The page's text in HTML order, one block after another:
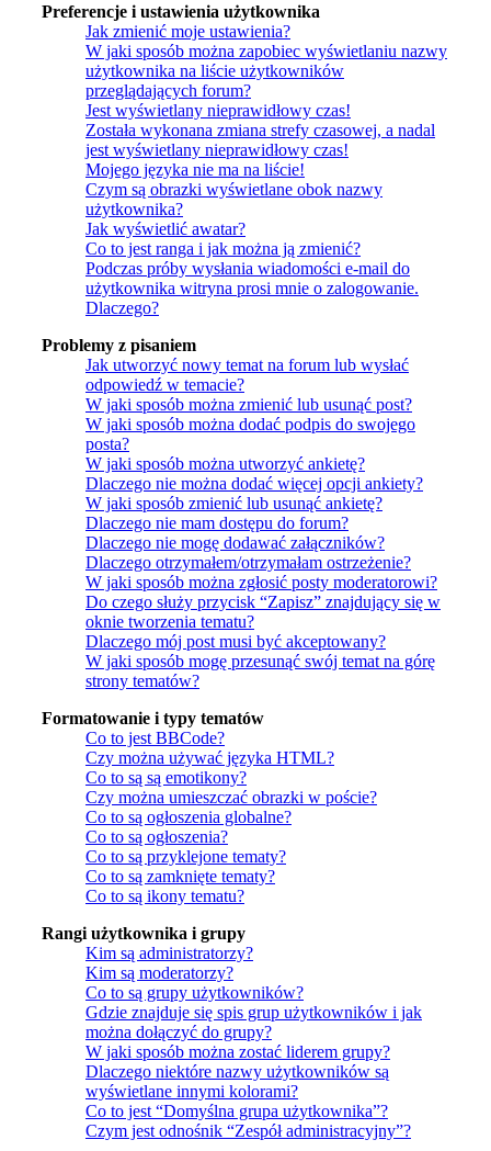
Preferencje i ustawienia użytkownika
Jak zmienić moje ustawienia?
W jaki sposób można zapobiec wyświetlaniu nazwy
użytkownika na liście użytkowników
przeglądających forum?
Jest wyświetlany nieprawidłowy czas!
Została wykonana zmiana strefy czasowej, a nadal
jest wyświetlany nieprawidłowy czas!
Mojego języka nie ma na liście!
Czym są obrazki wyświetlane obok nazwy
użytkownika?
Jak wyświetlić awatar?
Co to jest ranga i jak można ją zmienić?
Podczas próby wysłania wiadomości e-mail do
użytkownika witryna prosi mnie o zalogowanie.
Dlaczego?
Problemy z pisaniem
Jak utworzyć nowy temat na forum lub wysłać
odpowiedź w temacie?
W jaki sposób można zmienić lub usunąć post?
W jaki sposób można dodać podpis do swojego
posta?
W jaki sposób można utworzyć ankietę?
Dlaczego nie można dodać więcej opcji ankiety?
W jaki sposób zmienić lub usunąć ankietę?
Dlaczego nie mam dostępu do forum?
Dlaczego nie mogę dodawać załączników?
Dlaczego otrzymałem/otrzymałam ostrzeżenie?
W jaki sposób można zgłosić posty moderatorowi?
Do czego służy przycisk “Zapisz” znajdujący się w
oknie tworzenia tematu?
Dlaczego mój post musi być akceptowany?
W jaki sposób mogę przesunąć swój temat na górę
strony tematów?
Formatowanie i typy tematów
Co to jest BBCode?
Czy można używać języka HTML?
Co to są są emotikony?
Czy można umieszczać obrazki w poście?
Co to są ogłoszenia globalne?
Co to są ogłoszenia?
Co to są przyklejone tematy?
Co to są zamknięte tematy?
Co to są ikony tematu?
Rangi użytkownika i grupy
Kim są administratorzy?
Kim są moderatorzy?
Co to są grupy użytkowników?
Gdzie znajduje się spis grup użytkowników i jak
można dołączyć do grupy?
W jaki sposób można zostać liderem grupy?
Dlaczego niektóre nazwy użytkowników są
wyświetlane innymi kolorami?
Co to jest “Domyślna grupa użytkownika”?
Czym jest odnośnik “Zespół administracyjny”?